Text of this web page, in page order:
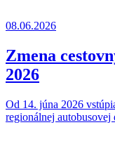
08.06.2026
Zmena
2026
Od 14. júna 2026
regionálnej